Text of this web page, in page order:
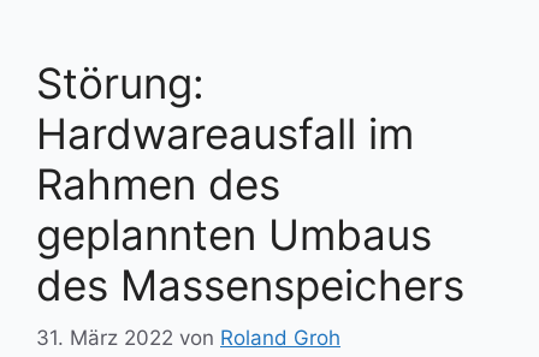
Störung:
Hardwareausfall im
Rahmen des
geplannten Umbaus
des Massenspeichers
31. März 2022 von Roland Groh